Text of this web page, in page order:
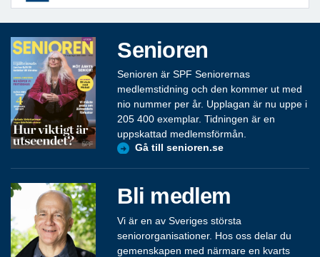
Senioren
Senioren är SPF Seniorernas
medlemstidning och den kommer ut med
nio nummer per år. Upplagan är nu uppe i
205 400 exemplar. Tidningen är en
uppskattad medlemsförmån.
Gå till senioren.se
Bli medlem
Vi är en av Sveriges största
seniororganisationer. Hos oss delar du
gemenskapen med närmare en kvarts